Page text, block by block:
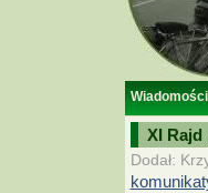
XI Rajd
Dodał: